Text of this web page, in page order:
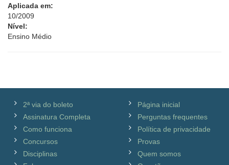
Aplicada em:
10/2009
Nível:
Ensino Médio
2ª via do boleto
Assinatura Completa
Como funciona
Concursos
Disciplinas
Página inicial
Perguntas frequentes
Política de privacidade
Provas
Quem somos